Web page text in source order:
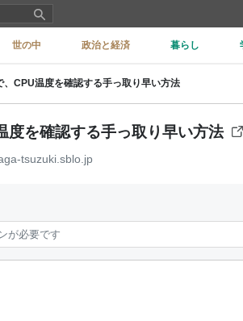
世の中 政治と経済 暮らし
CPU温度を確認する手っ取り早い方法
を確認する手っ取り早い方法
tsuzuki.sblo.jp
が必要です